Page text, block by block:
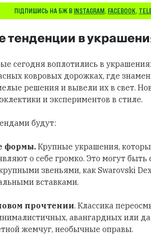
ПІДПИШИСЬ НА БЖ В INSTAGRAM, FACEBOOK,
тенденции в
сегодня воплотились в
ковровых дорожках, где
решения и вывели их в свет.
и экспериментов в стиле.
будут:
формы. Крупные украшения,
о себе громко. Это могут быть
звеньями, как Swarovski
вставками.
прочтении. Классика
авангардных или
жемчуг, необычные оправы.